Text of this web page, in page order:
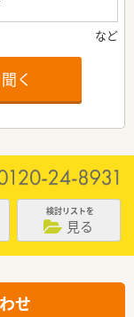
く
検討リストを
見る
せ